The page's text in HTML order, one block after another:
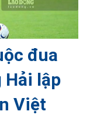
đua
Hải lập
Việt